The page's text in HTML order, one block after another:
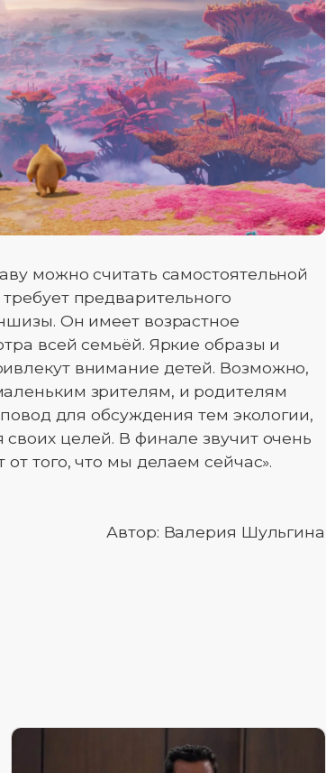
можно считать самостоятельной
предварительного
Он имеет возрастное
всей семьёй. Яркие образы и
внимание детей. Возможно,
зрителям, и родителям
для обсуждения тем экологии,
целей. В финале звучит очень
того, что мы делаем сейчас».
Автор: Валерия Шульгина